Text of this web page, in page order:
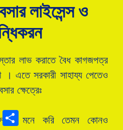
লাইসেন্স ও
লাভ করাতে বৈধ কাগজপত্র
। এতে সরকারী সাহায্য পেতেও
ক্ষেত্রেঃ
মনে করি তেমন কোনও
Messenger